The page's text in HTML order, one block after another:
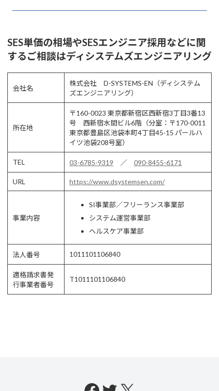
SES単価の相場やSESエンジニア採用などに関
するご相談はディシステムズエンジニアリング
会社名
株式会社 D-SYSTEMS-EN（ディシステム
ズエンジニアリング）
所在地
〒160-0023 東京都新宿区西新宿3丁目3番13
号 西新宿水間ビル6階（分室：〒170-0011
東京都豊島区池袋本町4丁目45-15 パールハ
イツ池袋208号室）
TEL 03-6785-9319 ／ 090-8455-6171
URL https://www.dsystemsen.com/
事業内容
SI事業部／フリーランス事業部
システム運営事業部
ヘルスケア事業部
法人番号 1011101106840
適格請求書発
行事業者番号
T1011101106840